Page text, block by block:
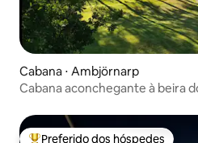
Cabana ⋅ Ambjörnarp
Cabana aconchegante à beira
Preferido dos hóspedes